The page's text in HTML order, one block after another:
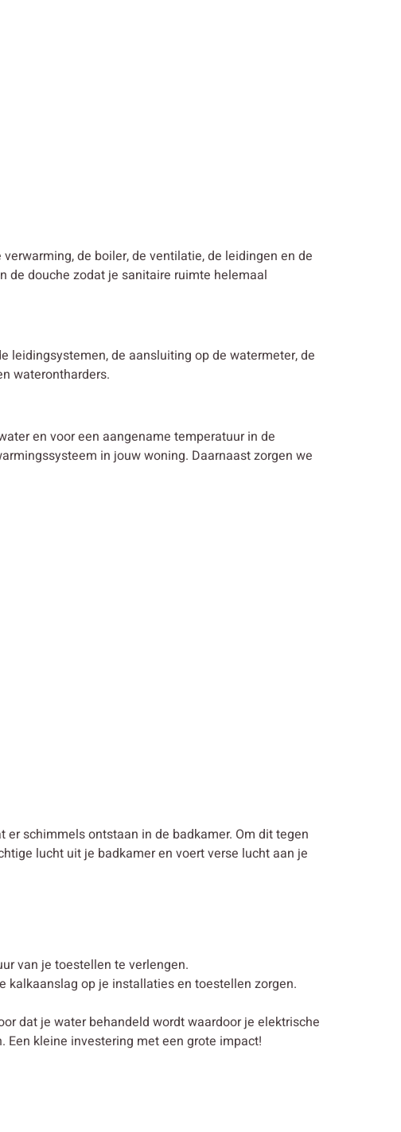
de boiler, de ventilatie, de leidingen en de
de douche zodat je sanitaire ruimte helemaal
leidingsystemen, de aansluiting op de watermeter, de
waterontharders.
en voor een aangename temperatuur in de
in jouw woning. Daarnaast zorgen we
schimmels ontstaan in de badkamer. Om dit tegen
lucht uit je badkamer en voert verse lucht aan je
van je toestellen te verlengen.
kalkaanslag op je installaties en toestellen zorgen.
dat je water behandeld wordt waardoor je elektrische
kleine investering met een grote impact!